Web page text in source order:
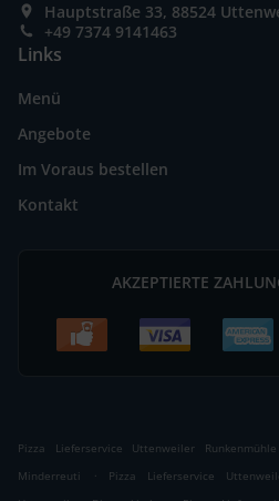
Hauptstraße 33, 88524
+49 7374 9141463
Links
Menü
Angebote
Im Voraus bestellen
Kontakt
AKZEPTIERTE
Pizza Lieferservice Uttenweiler Runkenmühle
Minderreuti
. Pizza Lieferservice